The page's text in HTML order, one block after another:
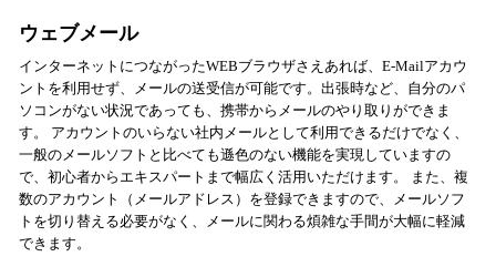
ウェブメール
インターネットにつながったWEBブラウザさえあれば、E-Mailアカウ
ントを利用せず、メールの送受信が可能です。出張時など、自分のパ
ソコンがない状況であっても、携帯からメールのやり取りができま
す。 アカウントのいらない社内メールとして利用できるだけでなく、
一般のメールソフトと比べても遜色のない機能を実現していますの
で、初心者からエキスパートまで幅広く活用いただけます。 また、複
数のアカウント（メールアドレス）を登録できますので、メールソフ
トを切り替える必要がなく、メールに関わる煩雑な手間が大幅に軽減
できます。